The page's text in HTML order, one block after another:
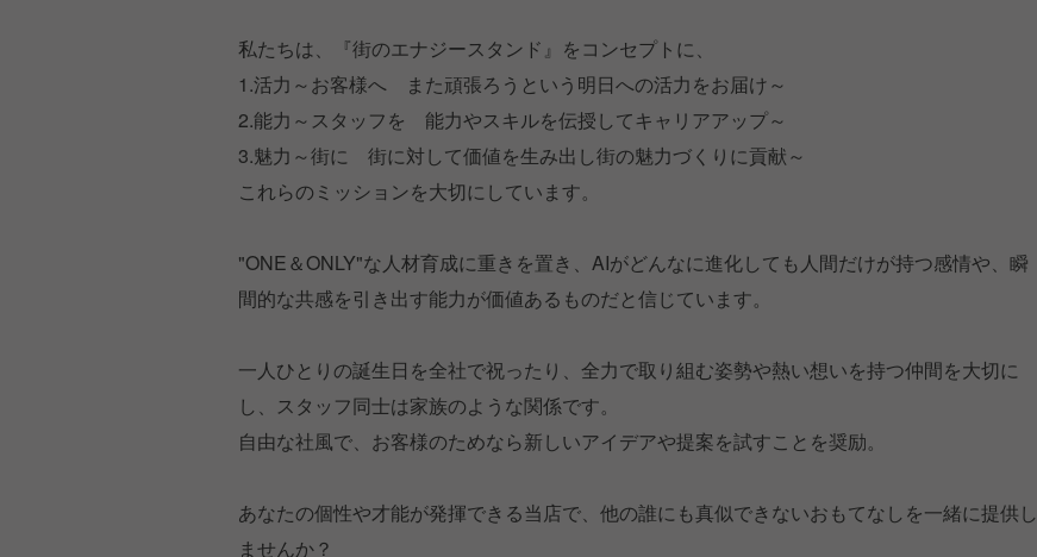
私たちは、『街のエナジースタンド』をコンセプトに、
1.活力～お客様へ また頑張ろうという明日への活力をお届け～
2.能力～スタッフを 能力やスキルを伝授してキャリアアップ～
3.魅力～街に 街に対して価値を生み出し街の魅力づくりに貢献～
これらのミッションを大切にしています。
"ONE＆ONLY"な人材育成に重きを置き、AIがどんなに進化しても人間だけが持つ感情や、瞬
間的な共感を引き出す能力が価値あるものだと信じています。
一人ひとりの誕生日を全社で祝ったり、全力で取り組む姿勢や熱い想いを持つ仲間を大切に
し、スタッフ同士は家族のような関係です。
自由な社風で、お客様のためなら新しいアイデアや提案を試すことを奨励。
あなたの個性や才能が発揮できる当店で、他の誰にも真似できないおもてなしを一緒に提供し
ませんか？